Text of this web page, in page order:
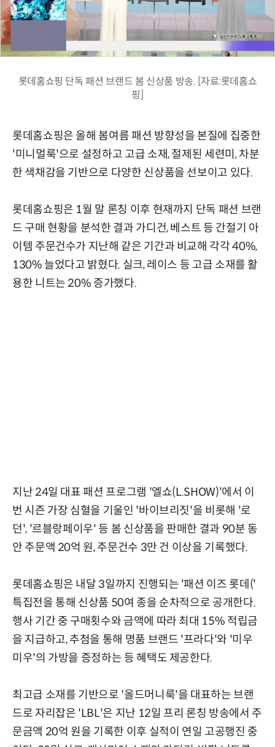
롯데홈쇼핑 단독 패션 브랜드 봄 신상품 방송. [자료:롯데홈쇼
핑]
롯데홈쇼핑은 올해 봄여름 패션 방향성을 본질에 집중한
'미니멀룩'으로 설정하고 고급 소재, 절제된 세련미, 차분
한 색채감을 기반으로 다양한 신상품을 선보이고 있다.
롯데홈쇼핑은 1월 말 론칭 이후 현재까지 단독 패션 브랜
드 구매 현황을 분석한 결과 가디건, 베스트 등 간절기 아
이템 주문건수가 지난해 같은 기간과 비교해 각각 40%,
130% 늘었다고 밝혔다. 실크, 레이스 등 고급 소재를 활
용한 니트는 20% 증가했다.
지난 24일 대표 패션 프로그램 '엘쇼(L.SHOW)'에서 이
번 시즌 가장 심혈을 기울인 '바이브리짓'을 비롯해 '로
던', '르블랑페이우' 등 봄 신상품을 판매한 결과 90분 동
안 주문액 20억 원, 주문건수 3만 건 이상을 기록했다.
롯데홈쇼핑은 내달 3일까지 진행되는 '패션 이즈 롯데('
특집전을 통해 신상품 50여 종을 순차적으로 공개한다.
행사 기간 중 구매횟수와 금액에 따라 최대 15% 적립금
을 지급하고, 추첨을 통해 명품 브랜드 '프라다'와 '미우
미우'의 가방을 증정하는 등 혜택도 제공한다.
최고급 소재를 기반으로 '올드머니룩'을 대표하는 브랜
드로 자리잡은 'LBL'은 지난 12일 프리 론칭 방송에서 주
문금액 20억 원을 기록한 이후 실적이 연일 고공행진 중